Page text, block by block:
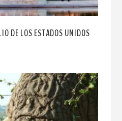
DE LOS ESTADOS UNIDOS